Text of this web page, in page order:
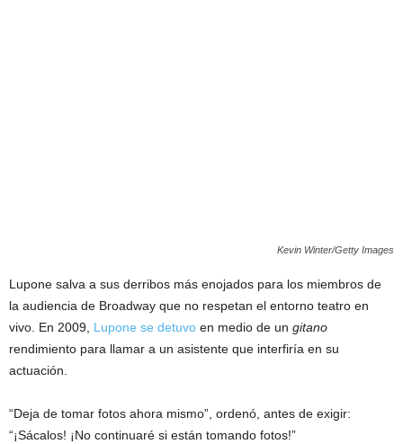
Kevin Winter/Getty Images
Lupone salva a sus derribos más enojados para los miembros de
la audiencia de Broadway que no respetan el entorno teatro en
vivo. En 2009, Lupone se detuvo en medio de un gitano
rendimiento para llamar a un asistente que interfiría en su
actuación.
“Deja de tomar fotos ahora mismo”, ordenó, antes de exigir:
“¡Sácalos! ¡No continuaré si están tomando fotos!”